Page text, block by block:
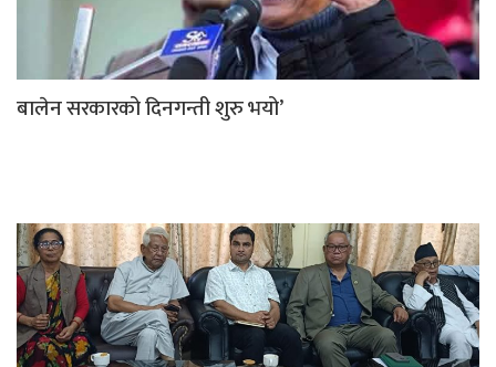
बालेन सरकारको दिनगन्ती शुरु भयो’